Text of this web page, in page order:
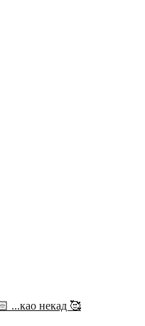
...као некад 🥰